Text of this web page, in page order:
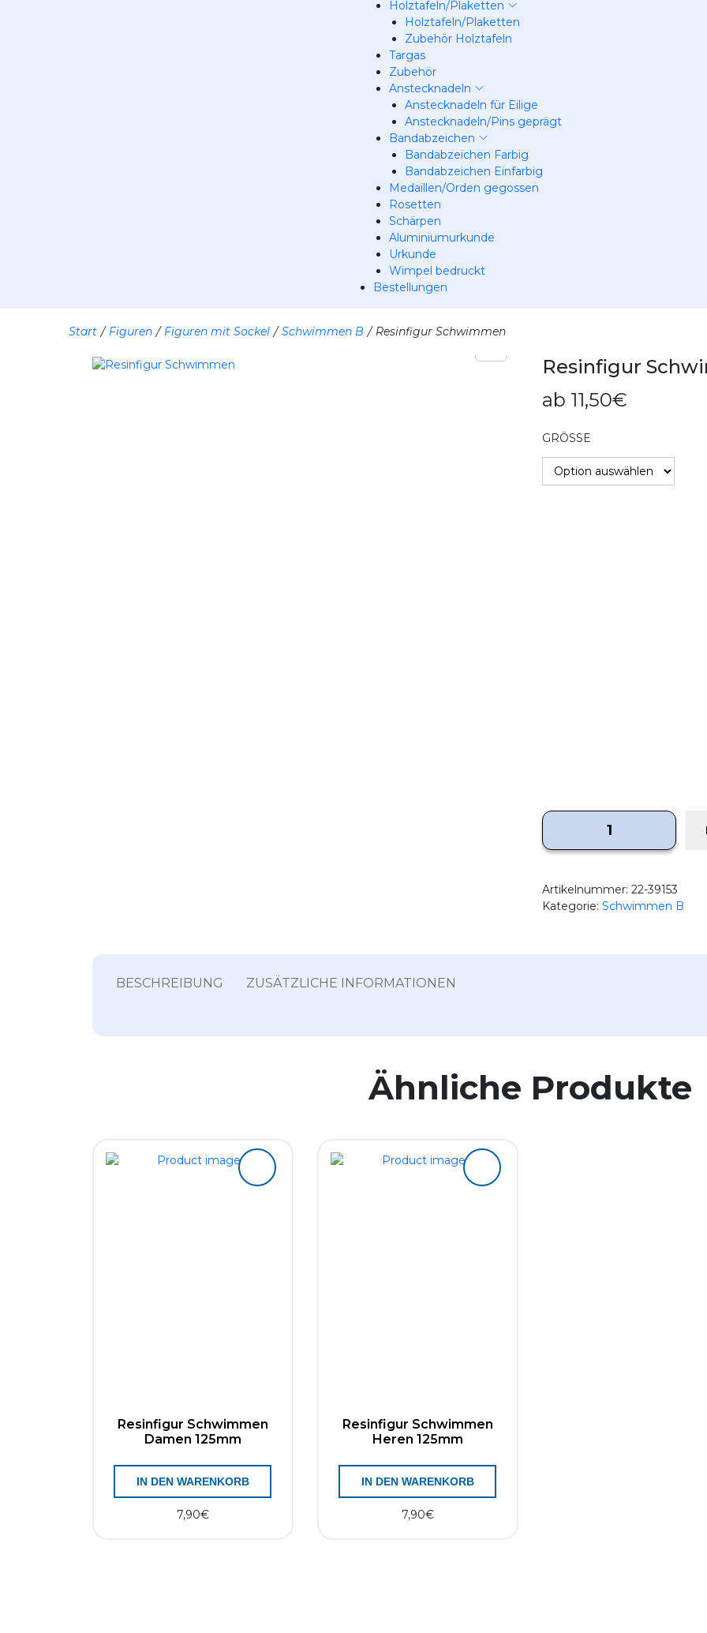
Holztafeln/Plaketten
Holztafeln/Plaketten
Zubehör Holztafeln
Targas
Zubehör
Anstecknadeln
Anstecknadeln für Eilige
Anstecknadeln/Pins geprägt
Bandabzeichen
Bandabzeichen Farbig
Bandabzeichen Einfarbig
Medaillen/Orden gegossen
Rosetten
Schärpen
Aluminiumurkunde
Urkunde
Wimpel bedruckt
Bestellungen
Start / Figuren / Figuren mit Sockel / Schwimmen B / Resinfigur Schwimmen
Resinfigur
ab 11,50€
GRÖSSE
Artikelnummer: 22-39153
Kategorie: Schwimmen B
BESCHREIBUNG ZUSÄTZLICHE INFORMATIONEN
Ähnliche Produkte
Resinfigur Schwimmen
Damen 125mm
7,90€
IN DEN WARENKORB
Resinfigur Schwimmen
Heren 125mm
7,90€
IN DEN WARENKORB